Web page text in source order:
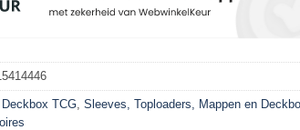
Deckbox TCG Sleeves, Toploaders, Mappen en